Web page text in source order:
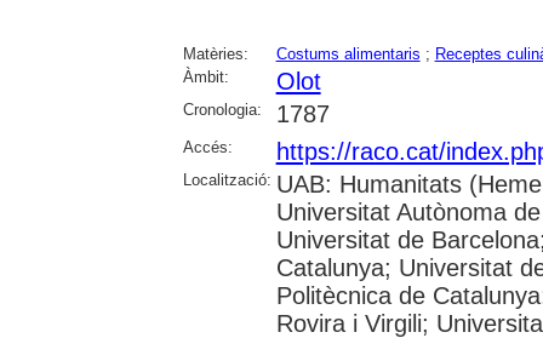
Matèries: Costums alimentaris ; Receptes
Àmbit:
Olot
Cronologia: 1787
Accés: https://raco.cat/
Localització: UAB: Humanitats
Universitat Autònoma
Universitat de
Catalunya; Universitat
Politècnica de
Rovira i Virgili;